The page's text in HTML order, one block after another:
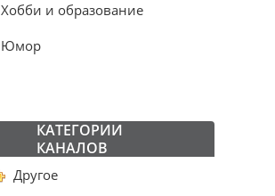
Хобби и образование
Юмор
КАТЕГОРИИ
КАНАЛОВ
Другое